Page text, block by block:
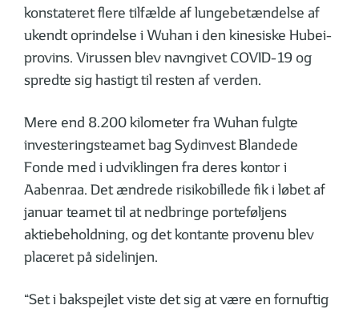
konstateret flere tilfælde af lungebetændelse af
ukendt oprindelse i Wuhan i den kinesiske Hubei-
provins. Virussen blev navngivet COVID-19 og
spredte sig hastigt til resten af verden.
Mere end 8.200 kilometer fra Wuhan fulgte
investeringsteamet bag Sydinvest Blandede
Fonde med i udviklingen fra deres kontor i
Aabenraa. Det ændrede risikobillede fik i løbet af
januar teamet til at nedbringe porteføljens
aktiebeholdning, og det kontante provenu blev
placeret på sidelinjen.
“Set i bakspejlet viste det sig at være en fornuftig